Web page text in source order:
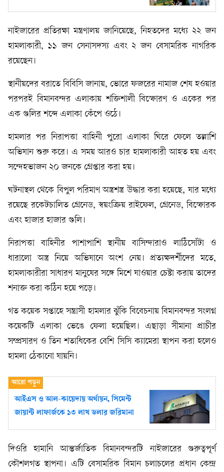
নাইজারের প্রতিরক্ষা মন্ত্রণালয় জানিয়েছে, নিহতদের মধ্যে ২২ জন
হামলাকারী, ১১ জন সেনাসদস্য এবং ২ জন বেসামরিক নাগরিক
রয়েছেন।
স্থানীয়দের বরাতে বিবিসি জানায়, ভোরে ফজরের নামাজ শেষ হওয়ার
পরপরই বিমানবন্দর এলাকায় শক্তিশালী বিস্ফোরণ ও একের পর
এক গুলির শব্দে এলাকা কেঁপে ওঠে।
হামলার পর নিরাপত্তা বাহিনী পুরো এলাকা ঘিরে ফেলে তল্লাশি
অভিযান শুরু করে। এ সময় আরও চার হামলাকারী আহত হয় এবং
সন্দেহভাজন ২০ জনকে গ্রেপ্তার করা হয়।
ঘটনাস্থল থেকে বিপুল পরিমাণ অস্ত্রশস্ত্র উদ্ধার করা হয়েছে, যার মধ্যে
রয়েছে রকেটচালিত গ্রেনেড, স্বয়ংক্রিয় রাইফেল, গ্রেনেড, বিস্ফোরক
এবং হাজার হাজার গুলি।
নিরাপত্তা বাহিনীর পাশাপাশি স্থানীয় বাসিন্দারাও লাঠিসোঁটা ও
ধারালো অস্ত্র নিয়ে অভিযানে অংশ নেয়। প্রত্যক্ষদর্শীদের মতে,
হামলাকারীরা সাধারণ মানুষের সঙ্গে মিশে যাওয়ার চেষ্টা করায় তাদের
শনাক্ত করা কঠিন হয়ে পড়ে।
গত কয়েক সপ্তাহে সন্ত্রাসী হামলার ঝুঁকি বিবেচনায় বিমানবন্দর সংলগ্ন
কয়েকটি এলাকা ভেঙে ফেলা হয়েছিল। এছাড়া সীমানা প্রাচীর
সম্প্রসারণ ও তিন শতাধিকের বেশি সিসি ক্যামেরা স্থাপন করা হলেও
হামলা ঠেকানো যায়নি।
আইএস ও আল-কায়েদায় অর্থায়ন, সিমেন্ট
জায়ান্ট লাফার্জকে ১৩ লাখ ডলার জরিমানা
দিওরি হামানি আন্তর্জাতিক বিমানবন্দরটি নাইজারের গুরুত্বপূর্ণ
কৌশলগত স্থাপনা। এটি বেসামরিক বিমান চলাচলের প্রধান কেন্দ্র